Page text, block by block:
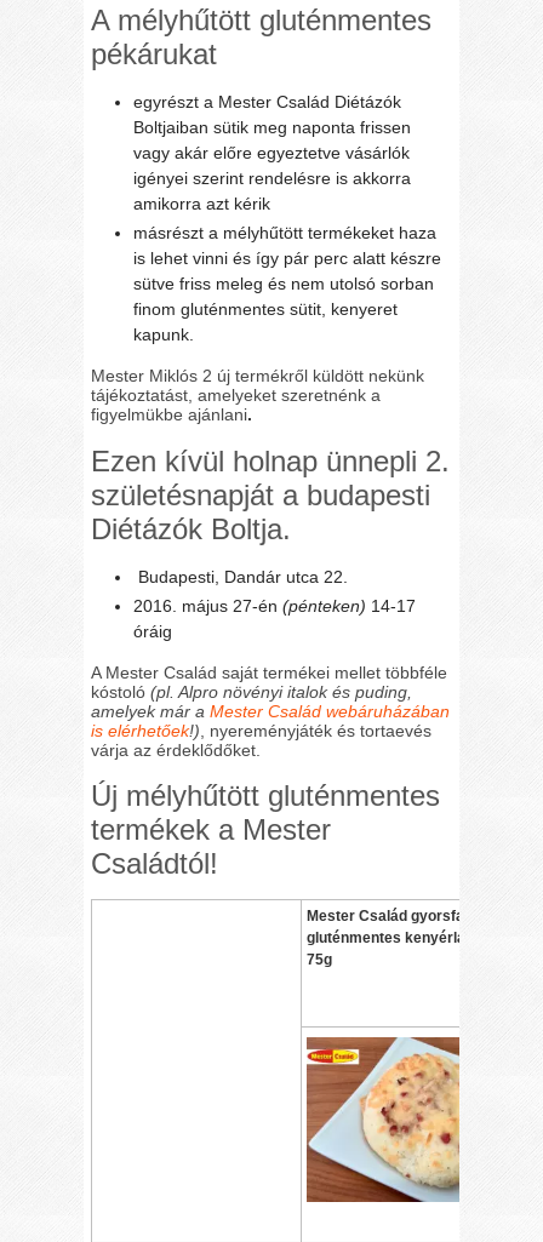
A mélyhűtött gluténmentes
pékárukat
egyrészt a Mester Család Diétázók
Boltjaiban sütik meg naponta frissen
vagy akár előre egyeztetve vásárlók
igényei szerint rendelésre is akkorra
amikorra azt kérik
másrészt a mélyhűtött termékeket haza
is lehet vinni és így pár perc alatt készre
sütve friss meleg és nem utolsó sorban
finom gluténmentes sütit, kenyeret
kapunk.
Mester Miklós 2 új termékről küldött nekünk
tájékoztatást, amelyeket szeretnénk a
figyelmükbe ajánlani.
Ezen kívül holnap ünnepli 2.
születésnapját a budapesti
Diétázók Boltja.
Budapesti, Dandár utca 22.
2016. május 27-én(pénteken) 14-17
óráig
A Mester Család saját termékei mellet többféle
kóstoló(pl. Alpro növényi italok és puding,
amelyek már aMester Család webáruházában
is elérhetőek!) , nyereményjáték és tortaevés
várja az érdeklődőket.
Új mélyhűtött gluténmentes
termékek a Mester
Családtól!
Mester Család gyorsfagyasztott
gluténmentes kenyérlángos 10 x
75g